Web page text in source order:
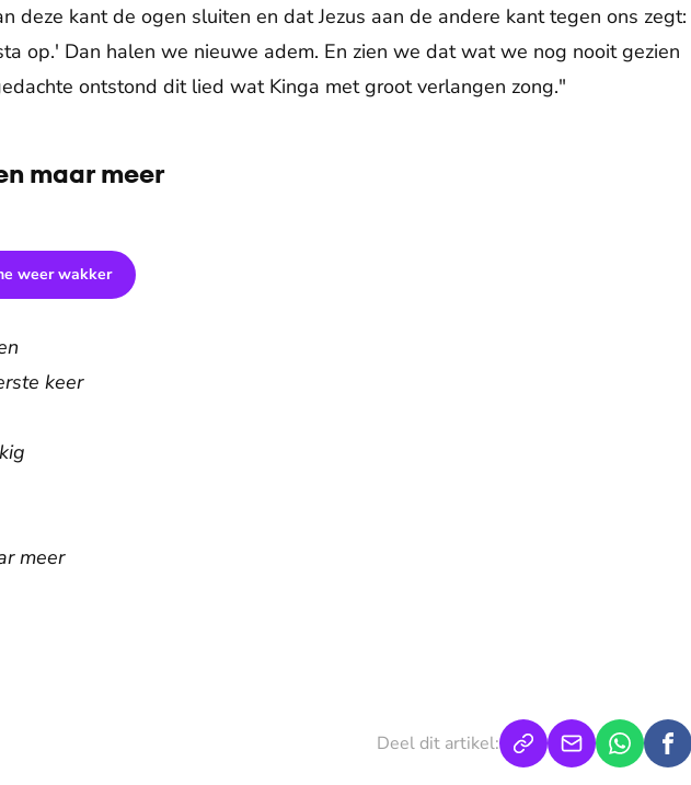
deze kant de ogen sluiten en dat Jezus aan de andere kant tegen ons zegt:
op.' Dan halen we nieuwe adem. En zien we dat wat we nog nooit gezien
ontstond dit lied wat Kinga met groot verlangen zong."
maar meer
De weergave van deze video vereist jouw toestemming voor
weer wakker
keer
meer
Deel dit artikel: